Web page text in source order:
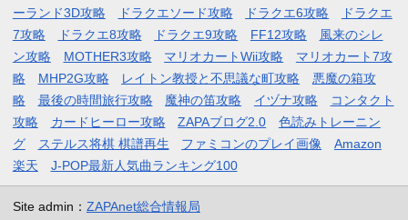
ーランド3D攻略
ドラクエソード攻略 ドラクエ6攻略
ドラクエ
7攻略
ドラクエ8攻略 ドラクエ9攻略 FF12攻略
風来のシレ
ン攻略
MOTHER3攻略 マリオカートWii攻略
マリオカート7攻
略
MHP2G攻略 レイトン教授と不思議な町攻略
悪魔の箱攻
略
最後の時間旅行攻略 魔神の笛攻略 イヅナ攻略
コンタクト
攻略
カードヒーロー攻略 ZAPAブログ2.0
色読みトレーニン
グ
ステルス将棋 棋譜再生 ファミコンのプレイ画像
Amazon
楽天
J-POP最新人気曲ランキング100
Site admin： ZAPAnet総合情報局